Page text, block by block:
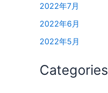
2022年7月
2022年6月
2022年5月
Categories